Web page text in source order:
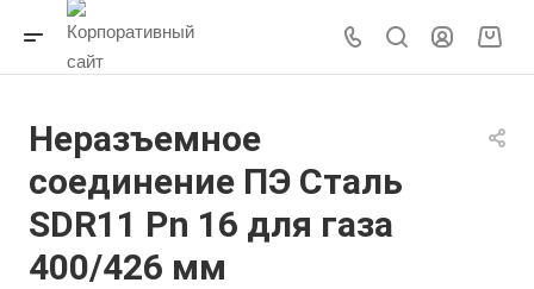
Неразъемное
соединение ПЭ Сталь
SDR11 Pn 16 для газа
400/426 мм